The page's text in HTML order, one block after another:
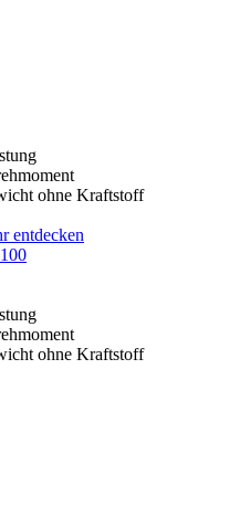
ohne Kraftstoff
entdecken
ohne Kraftstoff